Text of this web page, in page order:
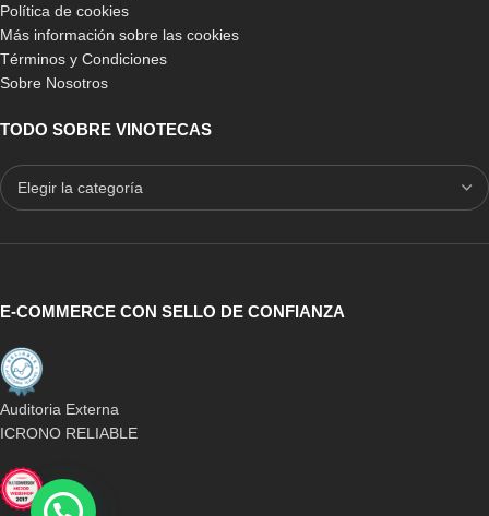
Política de cookies
Más información sobre las cookies
Términos y Condiciones
Sobre Nosotros
TODO SOBRE VINOTECAS
E-COMMERCE CON SELLO DE CONFIANZA
Auditoria Externa
ICRONO RELIABLE